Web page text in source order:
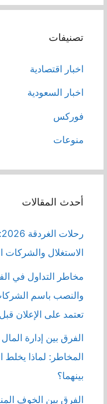
تصنيفات
اخبار اقتصادية
اخبار السعودية
فوركس
منوعات
أحدث المقالات
الاستغلال والشركات
مخاطر التداول في
والنصب باسم
تعتمد على الإعلان
الفرق بين إدارة المال
المخاطر: لماذا يخلط
بينهما؟
الفرق بين الخوف